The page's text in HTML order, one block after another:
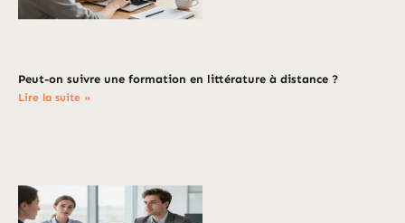
Peut-on suivre une formation en littérature à distance ?
Lire la suite »